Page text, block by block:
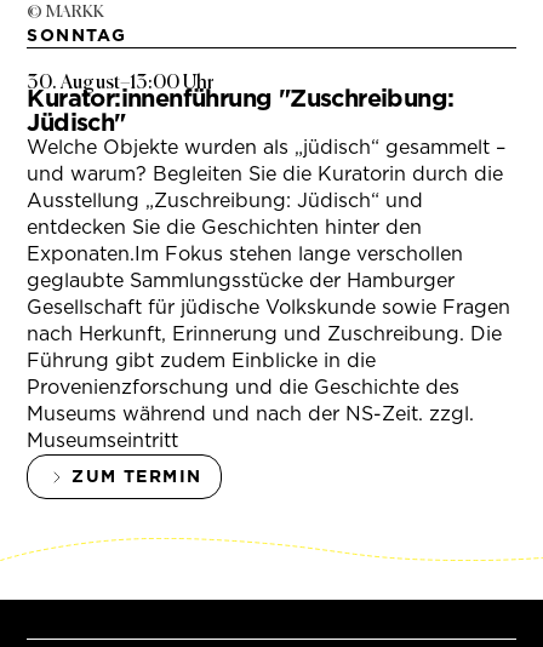
© MARKK
SONNTAG
30. August–13:00 Uhr
Kurator:innenführung "Zuschreibung:
Jüdisch"
Welche Objekte wurden als „jüdisch“ gesammelt –
und warum? Begleiten Sie die Kuratorin durch die
Ausstellung „Zuschreibung: Jüdisch“ und
entdecken Sie die Geschichten hinter den
Exponaten.Im Fokus stehen lange verschollen
geglaubte Sammlungsstücke der Hamburger
Gesellschaft für jüdische Volkskunde sowie Fragen
nach Herkunft, Erinnerung und Zuschreibung. Die
Führung gibt zudem Einblicke in die
Provenienzforschung und die Geschichte des
Museums während und nach der NS-Zeit. zzgl.
Museumseintritt
ZUM TERMIN